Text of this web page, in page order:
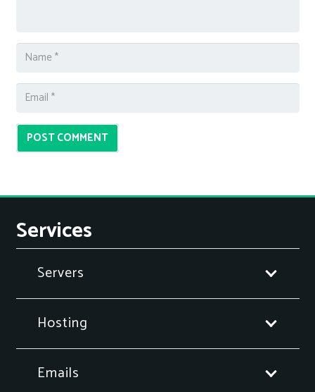
POST COMMENT
Services
Servers
Hosting
Emails